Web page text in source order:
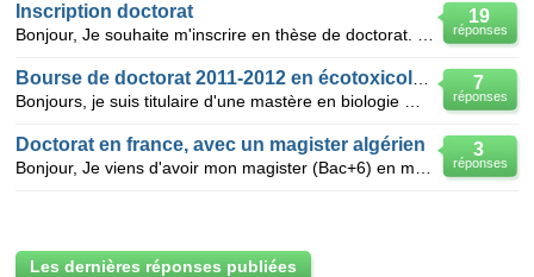
19
réponses
Inscription doctorat
7
réponses
3
réponses
Doctorat en france, avec un magister algérien
Les dernières réponses publiées